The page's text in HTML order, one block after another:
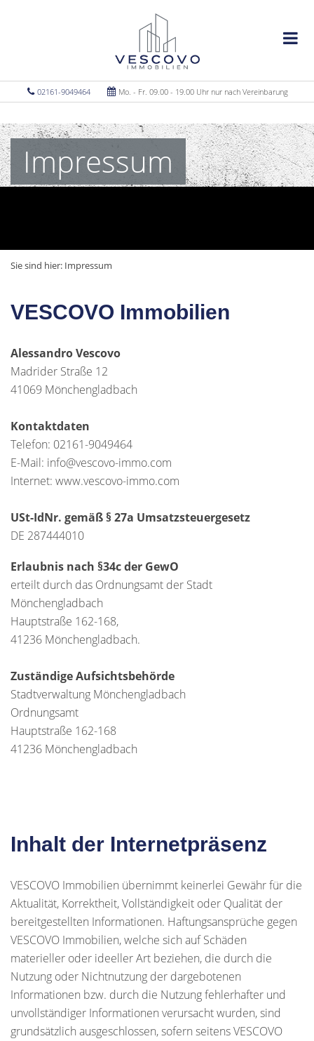
02161-9049464 Mo. - Fr. 09.00 - 19.00 Uhr nur nach Vereinbarung
Impressum
Sie sind hier: Impressum
VESCOVO Immobilien
Alessandro Vescovo
Madrider Straße 12
41069 Mönchengladbach
Kontaktdaten
Telefon: 02161-9049464
E-Mail: info@vescovo-immo.com
Internet: www.vescovo-immo.com
USt-IdNr. gemäß § 27a Umsatzsteuergesetz
DE 287444010
Erlaubnis nach §34c der GewO
erteilt durch das Ordnungsamt der Stadt
Mönchengladbach
Hauptstraße 162-168,
41236 Mönchengladbach.
Zuständige Aufsichtsbehörde
Stadtverwaltung Mönchengladbach
Ordnungsamt
Hauptstraße 162-168
41236 Mönchengladbach
Inhalt der Internetpräsenz
VESCOVO Immobilien übernimmt keinerlei Gewähr für die
Aktualität, Korrektheit, Vollständigkeit oder Qualität der
bereitgestellten Informationen. Haftungsansprüche gegen
VESCOVO Immobilien, welche sich auf Schäden
materieller oder ideeller Art beziehen, die durch die
Nutzung oder Nichtnutzung der dargebotenen
Informationen bzw. durch die Nutzung fehlerhafter und
unvollständiger Informationen verursacht wurden, sind
grundsätzlich ausgeschlossen, sofern seitens VESCOVO